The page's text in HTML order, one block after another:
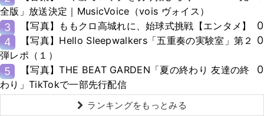
全版」放送決定｜MusicVoice（vois ヴォイス）
3 【写真】ももクロ高城れに、始球式挑戦【エンタメ】
0
4
【写真】Hello Sleepwalkers「五重奏の実験室」第２
弾レポ（１）
0
5
【写真】THE BEAT GARDEN「夏の終わり 友達の終
わり」TikTokで一部先行配信
0
ランキングをもっとみる